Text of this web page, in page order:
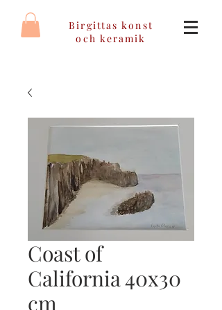
Birgittas konst
och keramik
Coast of
California 40x30
cm